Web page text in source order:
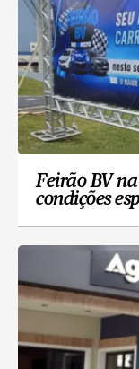
Feirão BV
condições